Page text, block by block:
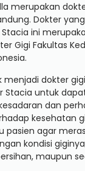
merupakan
Dokter
ini
Gigi Fakultas
dokter
Stacia untuk
dan
kesehatan
pasien agar
kondisi
maupun